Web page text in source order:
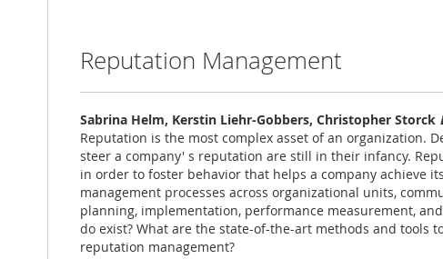
Reputation Management
Sabrina Helm, Kerstin Liehr-Gobbers, Christopher Storck
Reputation is the most complex asset of an organization.
steer a company' s reputation are still in their infancy.
in order to foster behavior that helps a company achieve
management processes across organizational units,
planning, implementation, performance measurement,
do exist? What are the state-of-the-art methods and
reputation management?